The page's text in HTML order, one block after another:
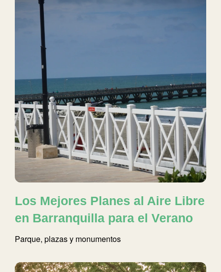
Los Mejores Planes al Aire Libre
en Barranquilla para el Verano
Parque, plazas y monumentos